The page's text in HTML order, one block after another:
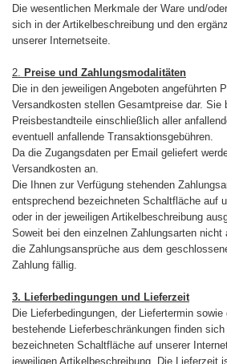
Die wesentlichen Merkmale der Ware und/
sich in der Artikelbeschreibung und den
unserer Internetseite.
2. Preise und Zahlungsmodalitäten
Die in den jeweiligen Angeboten angeführten
Versandkosten stellen Gesamtpreise dar. Sie
Preisbestandteile einschließlich aller
eventuell anfallende Transaktionsgebühren.
Da die Zugangsdaten per Email geliefert
Versandkosten an.
Die Ihnen zur Verfügung stehenden
entsprechend bezeichneten Schaltfläche auf
oder in der jeweiligen Artikelbeschreibung
Soweit bei den einzelnen Zahlungsarten nicht
die Zahlungsansprüche aus dem
Zahlung fällig.
3. Lieferbedingungen und Lieferzeit
Die Lieferbedingungen, der Liefertermin sowie
bestehende Lieferbeschränkungen finden
bezeichneten Schaltfläche auf unserer
jeweiligen Artikelbeschreibung. Die Lieferzeit